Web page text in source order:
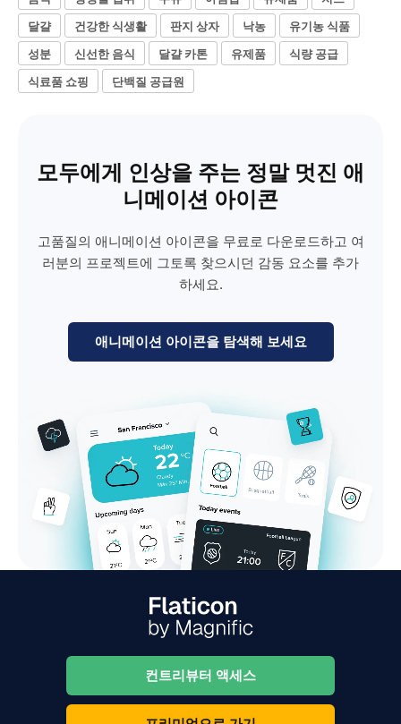
달걀
건강한 식생활 판지 상자 낙농
유기농 식품
성분
신선한 음식 달걀 카톤 유제품
식량 공급
식료품 쇼핑
단백질 공급원
모두에게 인상을 주는 정말 멋진 애
니메이션 아이콘
고품질의 애니메이션 아이콘을 무료로 다운로드하고 여
러분의 프로젝트에 그토록 찾으시던 감동 요소를 추가
하세요.
애니메이션 아이콘을 탐색해 보세요
컨트리뷰터 액세스